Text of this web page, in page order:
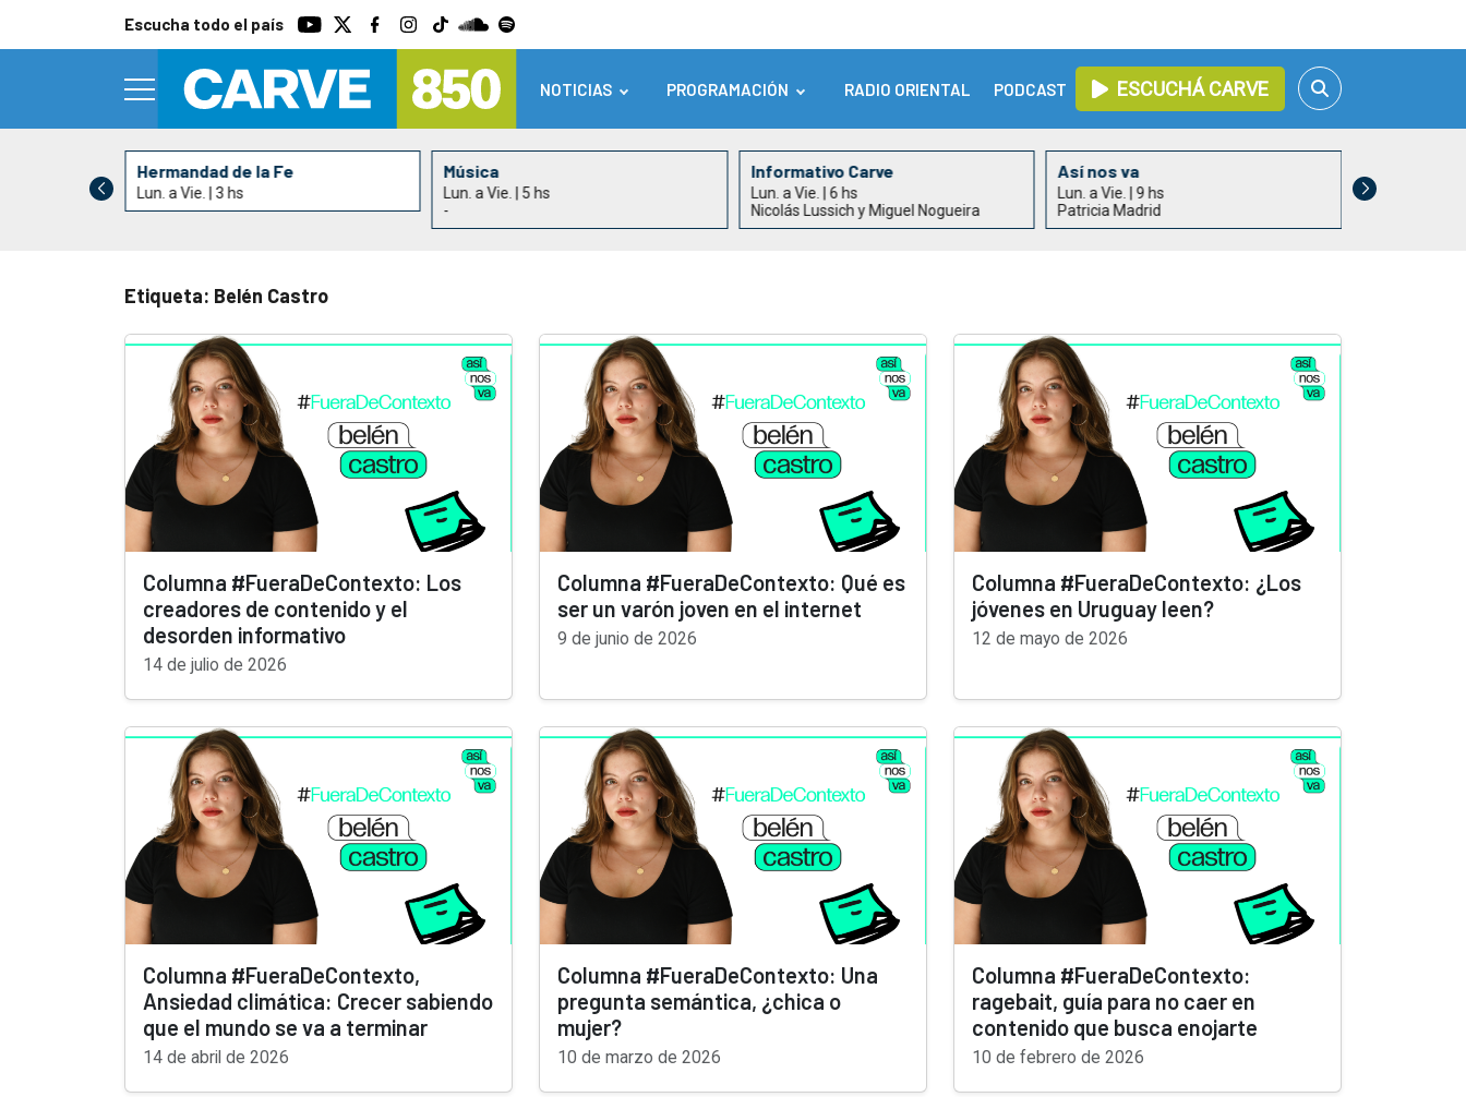
Escucha todo el país
NOTICIAS PROGRAMACIÓN RADIO ORIENTAL PODCAST ESCUCHÁ CARVE
Hermandad de la Fe
Lun. a Vie. | 3 hs
Música
Lun. a Vie. | 5 hs
-
Informativo Carve
Lun. a Vie. | 6 hs
Nicolás Lussich y Miguel Nogueira
Así nos va
Lun. a Vie. | 9 hs
Patricia Madrid
Lun. a Vie. | 11
Etiqueta: Belén Castro
Columna #FueraDeContexto: Los
creadores de contenido y el
desorden informativo
14 de julio de 2026
Columna #FueraDeContexto: Qué es
ser un varón joven en el internet
9 de junio de 2026
Columna #FueraDeContexto: ¿Los
jóvenes en Uruguay leen?
12 de mayo de 2026
Columna #FueraDeContexto,
Ansiedad climática: Crecer sabiendo
que el mundo se va a terminar
14 de abril de 2026
Columna #FueraDeContexto: Una
pregunta semántica, ¿chica o
mujer?
10 de marzo de 2026
Columna #FueraDeContexto:
ragebait, guía para no caer en
contenido que busca enojarte
10 de febrero de 2026